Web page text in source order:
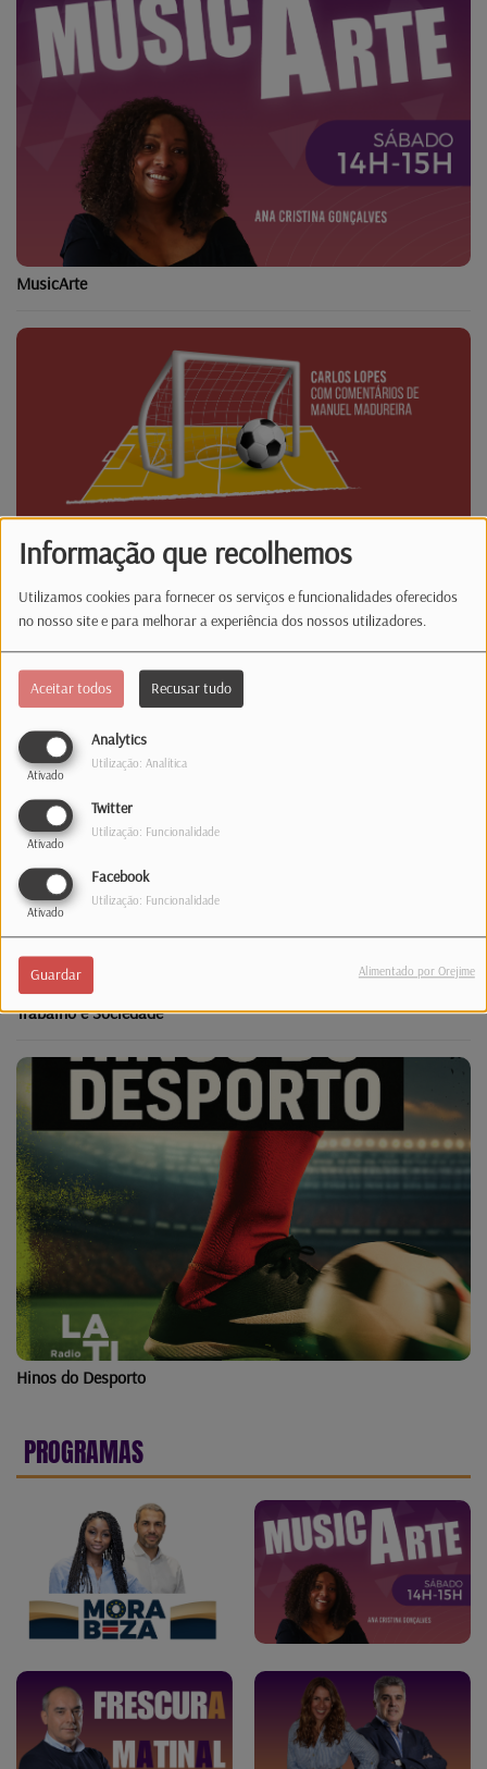
Informação que recolhemos
Utilizamos cookies para fornecer os serviços e funcionalidades oferecidos
no nosso site e para melhorar a experiência dos nossos utilizadores.
Aceitar todos Recusar tudo
Analytics
Ativado
Utilização: Analítica
Twitter
Ativado
Utilização: Funcionalidade
Facebook
Ativado
Utilização: Funcionalidade
Guardar Alimentado por Orejime
MusicArte
Latina Desporto
Trabalho e Sociedade
Hinos do Desporto
PROGRAMAS